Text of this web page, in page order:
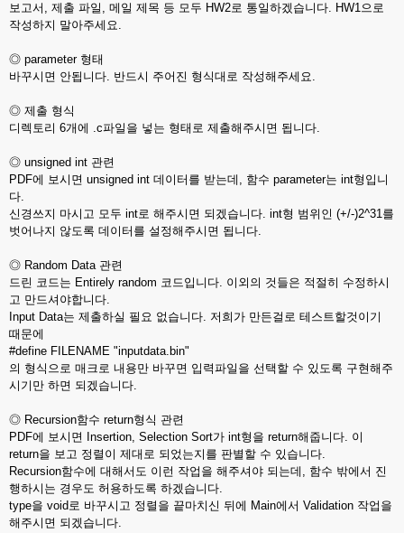
보고서, 제출 파일, 메일 제목 등 모두 HW2로 통일하겠습니다. HW1으로
작성하지 말아주세요.
◎ parameter 형태
바꾸시면 안됩니다. 반드시 주어진 형식대로 작성해주세요.
◎ 제출 형식
디렉토리 6개에 .c파일을 넣는 형태로 제출해주시면 됩니다.
◎ unsigned int 관련
PDF에 보시면 unsigned int 데이터를 받는데, 함수 parameter는 int형입니
다.
신경쓰지 마시고 모두 int로 해주시면 되겠습니다. int형 범위인 (+/-)2^31를
벗어나지 않도록 데이터를 설정해주시면 됩니다.
◎ Random Data 관련
드린 코드는 Entirely random 코드입니다. 이외의 것들은 적절히 수정하시
고 만드셔야합니다.
Input Data는 제출하실 필요 없습니다. 저희가 만든걸로 테스트할것이기
때문에
#define FILENAME "inputdata.bin"
의 형식으로 매크로 내용만 바꾸면 입력파일을 선택할 수 있도록 구현해주
시기만 하면 되겠습니다.
◎ Recursion함수 return형식 관련
PDF에 보시면 Insertion, Selection Sort가 int형을 return해줍니다. 이
return을 보고 정렬이 제대로 되었는지를 판별할 수 있습니다.
Recursion함수에 대해서도 이런 작업을 해주셔야 되는데, 함수 밖에서 진
행하시는 경우도 허용하도록 하겠습니다.
type을 void로 바꾸시고 정렬을 끝마치신 뒤에 Main에서 Validation 작업을
해주시면 되겠습니다.